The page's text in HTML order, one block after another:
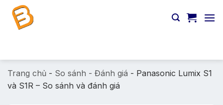
Chuyển
đến
Trang chủ - So sánh - Đánh giá - Panasonic Lumix S1
và S1R – So sánh và đánh giá